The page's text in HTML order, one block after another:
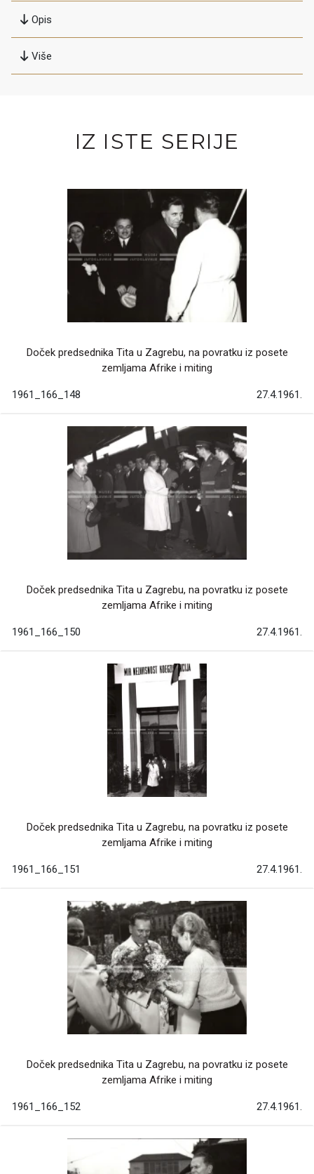
Opis
Više
IZ ISTE SERIJE
Doček predsednika Tita u Zagrebu, na povratku iz posete
zemljama Afrike i miting
1961_166_148 27.4.1961.
Doček predsednika Tita u Zagrebu, na povratku iz posete
zemljama Afrike i miting
1961_166_150 27.4.1961.
Doček predsednika Tita u Zagrebu, na povratku iz posete
zemljama Afrike i miting
1961_166_151 27.4.1961.
Doček predsednika Tita u Zagrebu, na povratku iz posete
zemljama Afrike i miting
1961_166_152 27.4.1961.